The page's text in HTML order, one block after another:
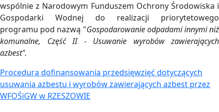
wspólnie z Narodowym Funduszem Ochrony Środowiska i
Gospodarki Wodnej do realizacji priorytetowego
programu pod nazwą "Gospodarowanie odpadami innymi niż
komunalne, Część II - Usuwanie wyrobów zawierających
azbest".
Procedura dofinansowania przedsięwzięć dotyczących
usuwania azbestu i wyrobów zawierających azbest przez
WFOŚiGW w RZESZOWIE